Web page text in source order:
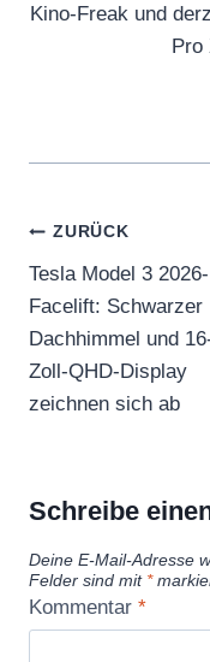
Kino-Freak und
Pro
ZURÜCK
Tesla Model 3 2026-
Facelift: Schwarzer
Dachhimmel und
Zoll-QHD-Display
zeichnen sich ab
Schreibe
Deine E-Mail-Adresse
Felder sind mit *
Kommentar *